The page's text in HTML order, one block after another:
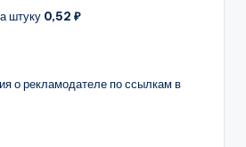
штуку 0,52 ₽
о рекламодателе по ссылкам в